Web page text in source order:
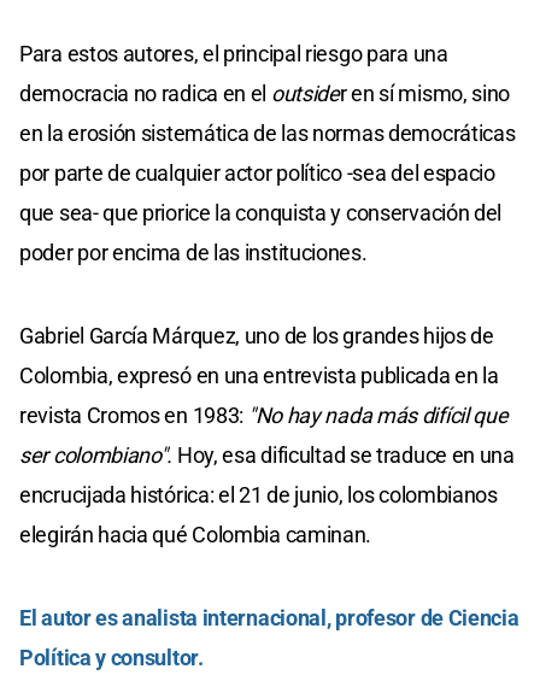
Para estos autores, el principal riesgo para una
democracia no radica en el outsider en sí mismo, sino
en la erosión sistemática de las normas democráticas
por parte de cualquier actor político -sea del espacio
que sea- que priorice la conquista y conservación del
poder por encima de las instituciones.
Gabriel García Márquez, uno de los grandes hijos de
Colombia, expresó en una entrevista publicada en la
revista Cromos en 1983: "No hay nada más difícil que
ser colombiano". Hoy, esa dificultad se traduce en una
encrucijada histórica: el 21 de junio, los colombianos
elegirán hacia qué Colombia caminan.
El autor es analista internacional, profesor de Ciencia
Política y consultor.